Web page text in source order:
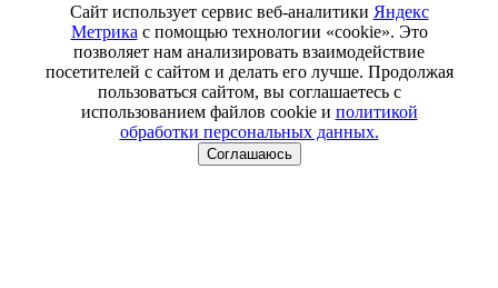
Сайт использует сервис веб-аналитики Яндекс
Метрика с помощью технологии «cookie». Это
позволяет нам анализировать взаимодействие
посетителей с сайтом и делать его лучше. Продолжая
пользоваться сайтом, вы соглашаетесь с
использованием файлов cookie и политикой
обработки персональных данных.
Соглашаюсь